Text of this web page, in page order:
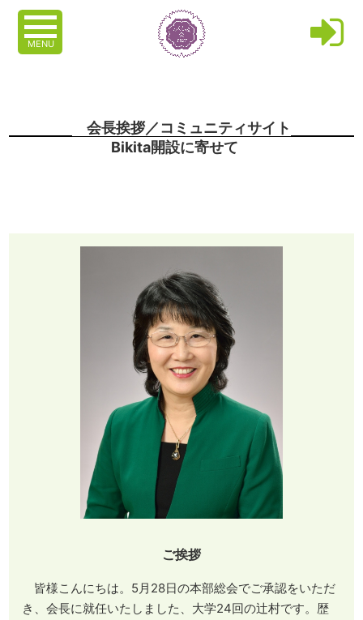
MENU
会長挨拶／コミュニティサイト
Bikita開設に寄せて
ご挨拶
皆様こんにちは。5月28日の本部総会でご承認をいただ
き、会長に就任いたしました、大学24回の辻村です。歴